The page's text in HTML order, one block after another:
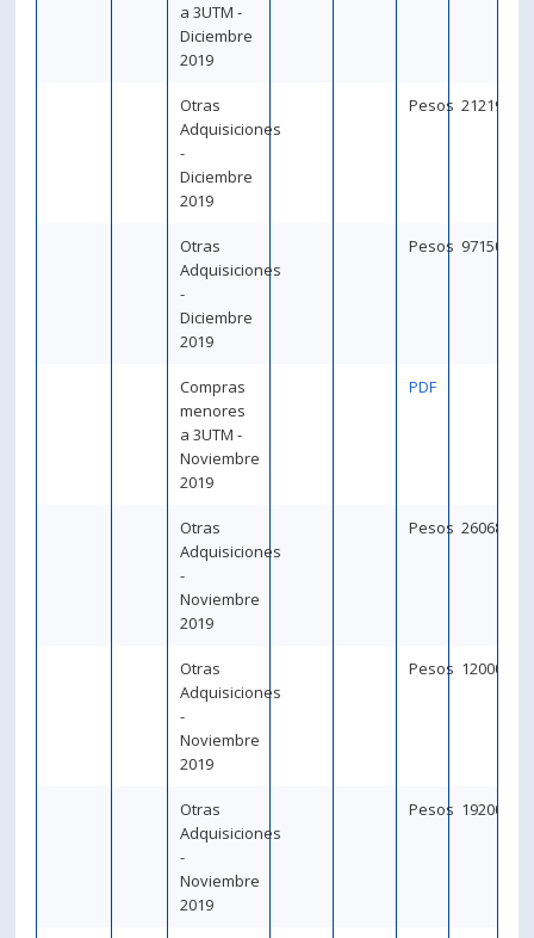
a 3UTM -
Diciembre
2019
Otras
Adquisiciones
-
Diciembre
2019
Pesos 212191
Otras
Adquisiciones
-
Diciembre
2019
Pesos 971500
Compras
menores
a 3UTM -
Noviembre
2019
PDF
Otras
Adquisiciones
-
Noviembre
2019
Pesos 260684
Otras
Adquisiciones
-
Noviembre
2019
Pesos 120000
Otras
Adquisiciones
-
Noviembre
2019
Pesos 192000